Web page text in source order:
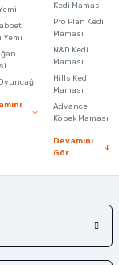
Yemi
Kedi Maması
Pro Plan Kedi
Maması
N&D Kedi
Maması
Hills Kedi
Maması
Advance
Köpek Maması
Devamını
Gör